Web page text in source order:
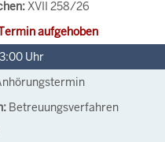
XVII 258/26
aufgehoben
Uhr
Betreuungsverfahren